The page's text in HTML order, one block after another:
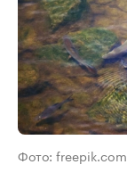
Фото: freepik.com